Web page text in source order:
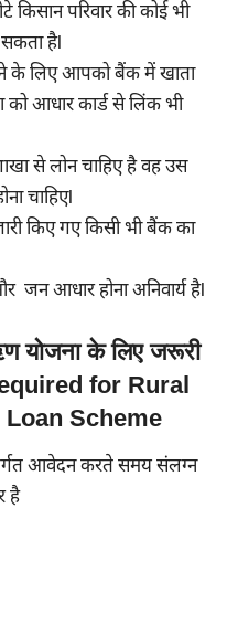
किसान परिवार की कोई भी
हैl
के लिए आपको बैंक में खाता
को आधार कार्ड से लिंक भी
से लोन चाहिए है वह उस
चाहिएl
किए गए किसी भी बैंक का
आधार होना अनिवार्य हैl
योजना के लिए जरूरी
for Rural
Scheme
आवेदन करते समय संलग्न
है